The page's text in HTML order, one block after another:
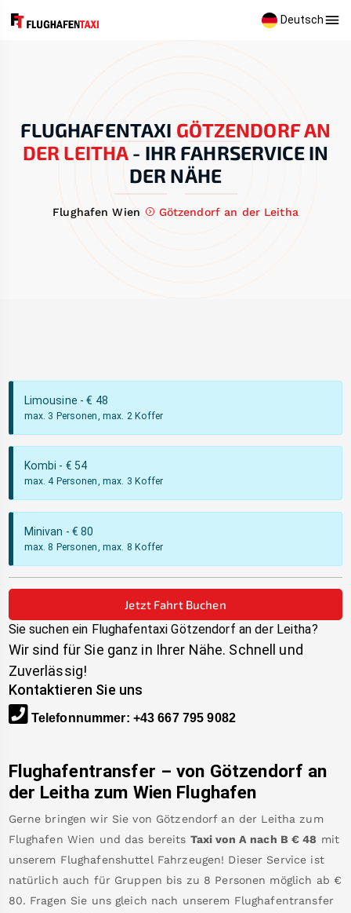
Deutsch
FLUGHAFENTAXI GÖTZENDORF AN
DER LEITHA - IHR FAHRSERVICE IN
DER NÄHE
Flughafen Wien Götzendorf an der Leitha
Limousine - € 48
max. 3 Personen, max. 2 Koffer
Kombi - € 54
max. 4 Personen, max. 3 Koffer
Minivan - €80
max. 8 Personen, max. 8 Koffer
Jetzt Fahrt Buchen
Sie suchen ein Flughafentaxi Götzendorf an der Leitha?
Wir sind für Sie ganz in Ihrer Nähe. Schnell und
Zuverlässig!
Kontaktieren Sie uns
Telefonnummer: +43 667 795 9082
Flughafentransfer – von Götzendorf an
der Leitha zum Wien Flughafen
Gerne bringen wir Sie von Götzendorf an der Leitha zum
Flughafen Wien und das bereits Taxi von A nach B €48 mit
unserem Flughafenshuttel Fahrzeugen! Dieser Service ist
natürlich auch für Gruppen bis zu 8 Personen möglich ab €
80. Fragen Sie uns gleich nach unserem Flughafentransfer